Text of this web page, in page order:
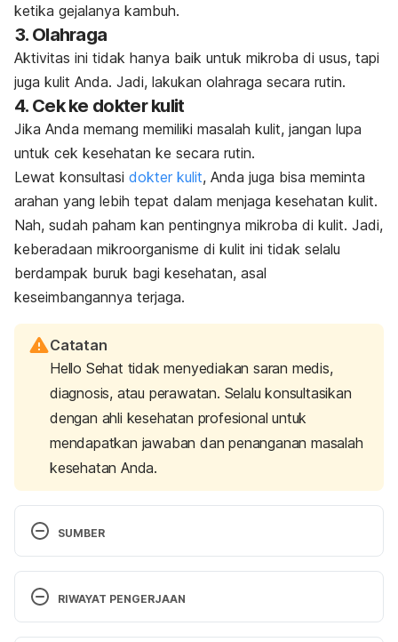
ketika gejalanya kambuh.
3. Olahraga
Aktivitas ini tidak hanya baik untuk mikroba di usus, tapi
juga kulit Anda. Jadi, lakukan olahraga secara rutin.
4. Cek ke dokter kulit
Jika Anda memang memiliki masalah kulit, jangan lupa
untuk cek kesehatan ke secara rutin.
Lewat konsultasi dokter kulit, Anda juga bisa meminta
arahan yang lebih tepat dalam menjaga kesehatan kulit.
Nah, sudah paham kan pentingnya mikroba di kulit. Jadi,
keberadaan mikroorganisme di kulit ini tidak selalu
berdampak buruk bagi kesehatan, asal
keseimbangannya terjaga.
Catatan
Hello Sehat tidak menyediakan saran medis,
diagnosis, atau perawatan. Selalu konsultasikan
dengan ahli kesehatan profesional untuk
mendapatkan jawaban dan penanganan masalah
kesehatan Anda.
SUMBER
15).
Retrieved April 1, 2022, from
RIWAYAT PENGERJAAN